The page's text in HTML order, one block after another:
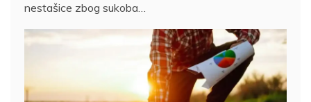
nestašice zbog sukoba…